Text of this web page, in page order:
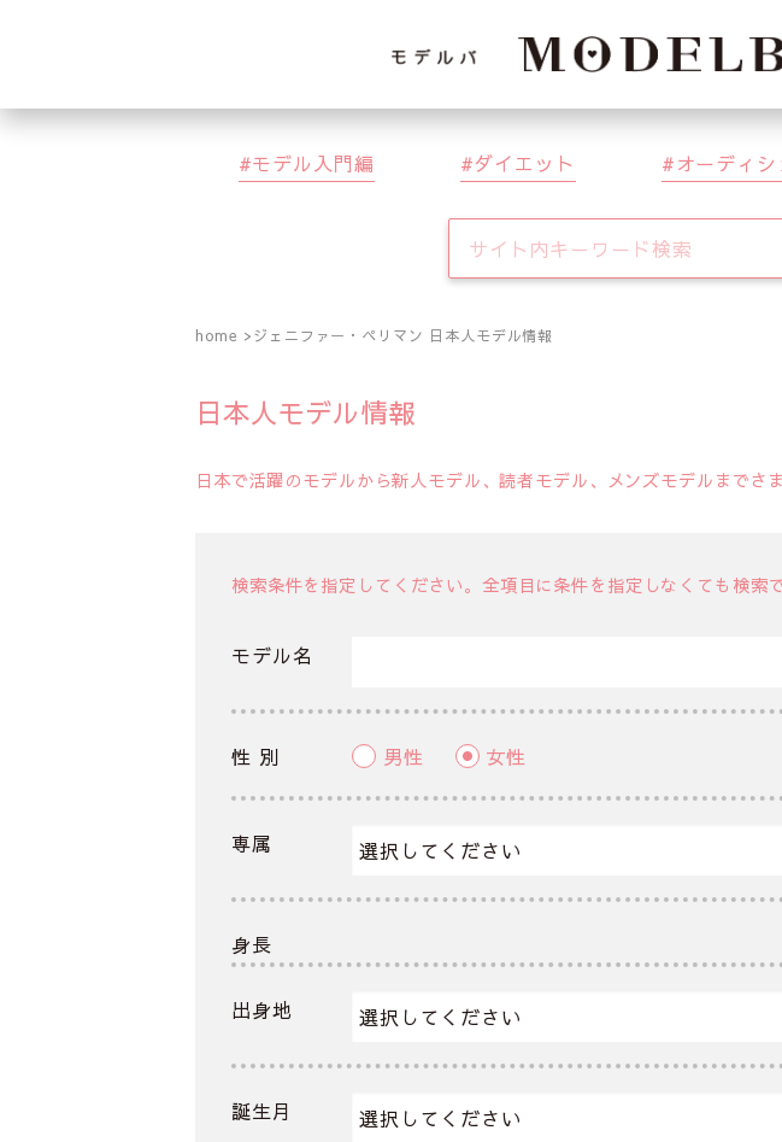
モデル入門編 ダイエット オーディシ
home ジェニファー・ペリマン 日本人モデル情報
日本人モデル情報
日本で活躍のモデルから新人モデル、読者モデル、メンズモデルまでさ
検索条件を指定してください。全項目に条件を指定しなくても検索で
モデル名
性 別 男性 女性
専属
身長
出身地
誕生月